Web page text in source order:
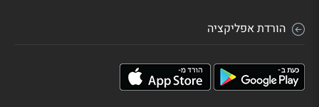
הורדת אפליקציה